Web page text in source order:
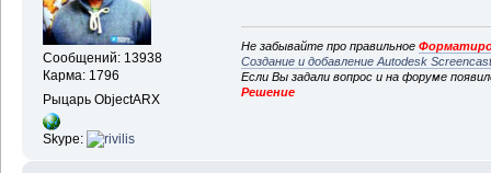
Сообщений: 13938
Карма: 1796
Рыцарь ObjectARX
Skype:
Не забывайте про правильное
Создание и добавление Autodesk
Если Вы задали вопрос и на форуме
Решение